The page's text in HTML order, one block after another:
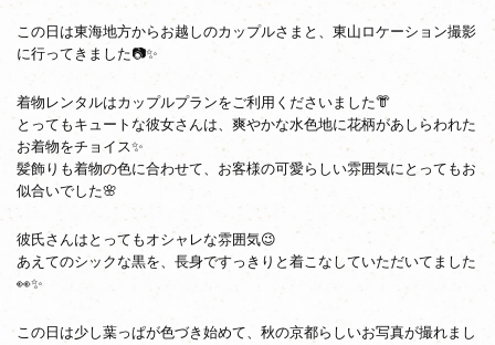
この日は東海地方からお越しのカップルさまと、東山ロケーション撮影
に行ってきました📷✨
着物レンタルはカップルプランをご利用くださいました👘
とってもキュートな彼女さんは、爽やかな水色地に花柄があしらわれた
お着物をチョイス✨
髪飾りも着物の色に合わせて、お客様の可愛らしい雰囲気にとってもお
似合いでした🌸
彼氏さんはとってもオシャレな雰囲気😉
あえてのシックな黒を、長身ですっきりと着こなしていただいてました
👀✨
この日は少し葉っぱが色づき始めて、秋の京都らしいお写真が撮れまし